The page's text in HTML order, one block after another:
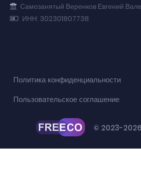
Самозанятый Веренков Евгений
ИНН: 302301807738
© 2023-2026
Политика конфиденциальности
Пользовательское соглашение